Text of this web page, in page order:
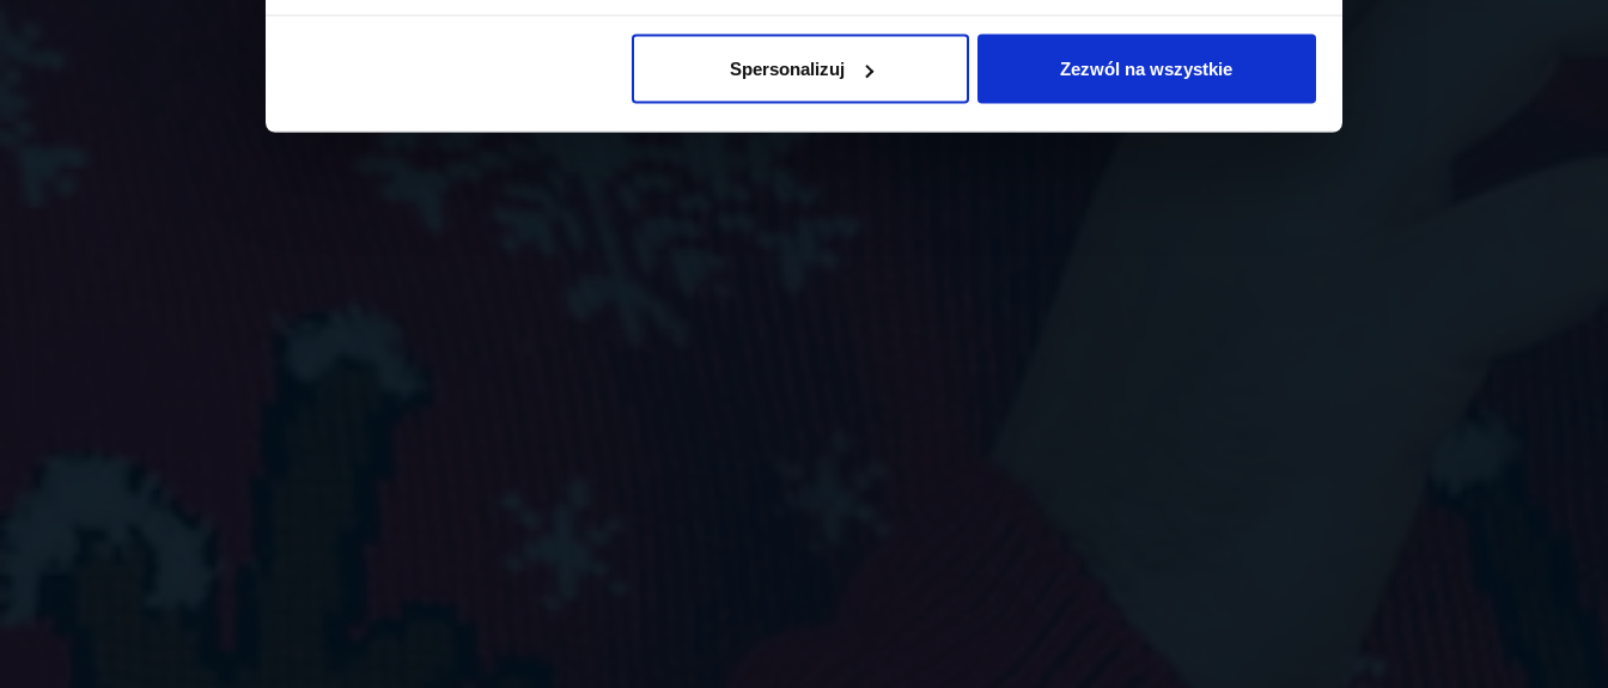
Spersonalizuj Zezwól na wszystkie